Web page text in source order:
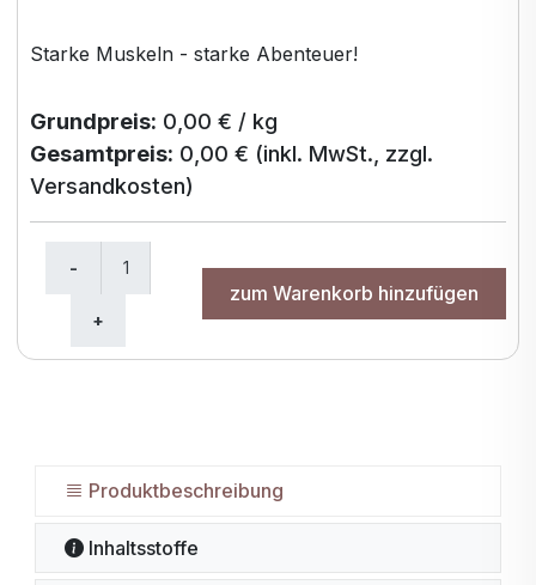
Starke Muskeln - starke Abenteuer!
Grundpreis: 0,00 € / kg
Gesamtpreis: 0,00 € (inkl. MwSt., zzgl.
Versandkosten)
zum Warenkorb hinzufügen
Produktbeschreibung
Inhaltsstoffe